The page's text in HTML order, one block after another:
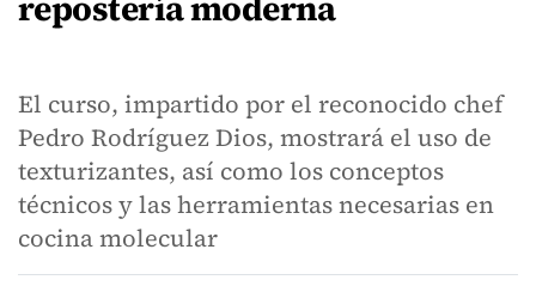
El curso, impartido por el reconocido chef
Pedro Rodríguez Dios, mostrará el uso de
texturizantes, así como los conceptos
técnicos y las herramientas necesarias en
cocina molecular